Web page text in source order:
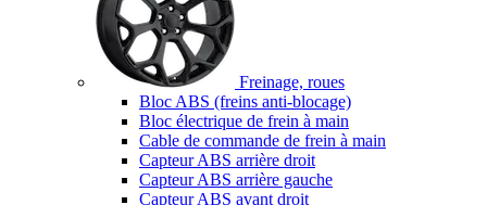
Freinage, roues
Bloc ABS (freins anti-blocage)
Bloc électrique de frein à main
Cable de commande de frein à main
Capteur ABS arrière droit
Capteur ABS arrière gauche
Capteur ABS avant droit